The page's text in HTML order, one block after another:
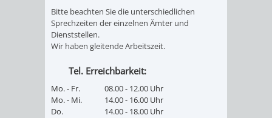
Bitte beachten Sie die unterschiedlichen
Sprechzeiten der einzelnen Ämter und
Dienststellen.
Wir haben gleitende Arbeitszeit.
Tel. Erreichbarkeit:
Mo. - Fr.
08.00 - 12.00 Uhr
Mo. - Mi.
14.00 - 16.00 Uhr
Do.
14.00 - 18.00 Uhr